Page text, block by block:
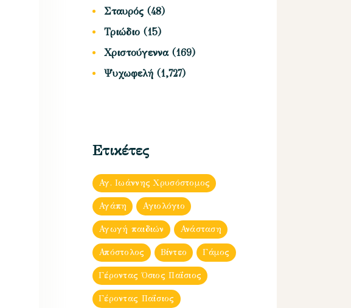
Σταυρός (48)
Τριώδιο (15)
Χριστούγεννα(169)
Ψυχωφελή (1,727)
Ετικέτες
Αγ. Ιωάννης Χρυσόστομος
Αγάπη Αγιολόγιο
Αγωγή παιδιών Ανάσταση
Απόστολος Βίντεο Γάμος
Γέροντας Όσιος Παΐσιος
Γέροντας Παΐσιος